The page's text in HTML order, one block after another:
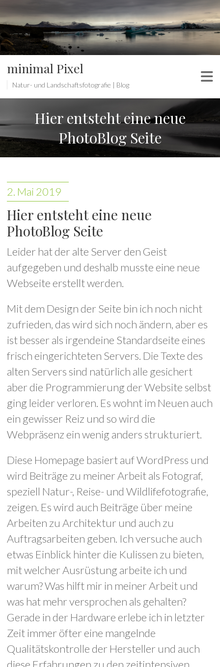
minimal Pixel
Natur- und Landschaftsfotografie | Blog
Hier entsteht eine neue
PhotoBlog Seite
2. Mai 2019
Hier entsteht eine neue
PhotoBlog Seite
Leider hat der alte Server den Geist
aufgegeben und deshalb musste eine neue
Webseite erstellt werden.
Mit dem Design der Seite bin ich noch nicht
zufrieden, das wird sich noch ändern, aber es
ist besser als irgendeine Standardseite eines
frisch eingerichteten Servers. Die Texte des
alten Servers sind natürlich alle gesichert
aber die Programmierung der Website selbst
ging leider verloren. Es wohnt im Neuen auch
ein gewisser Reiz und so wird die
Webpräsenz ein wenig anders strukturiert.
Diese Homepage basiert auf WordPress und
wird Beiträge zu meiner Arbeit als Fotograf,
speziell Natur-, Reise- und Wildlifefotografie,
zeigen. Es wird auch Beiträge über meine
Arbeiten zu Architektur und auch zu
Auftragsarbeiten geben. Ich versuche auch
etwas Einblick hinter die Kulissen zu bieten,
mit welcher Ausrüstung arbeite ich und
warum? Was hilft mir in meiner Arbeit und
was hat mehr versprochen als gehalten?
Gerade in der Hardware erlebe ich in letzter
Zeit immer öfter eine mangelnde
Qualitätskontrolle der Hersteller und auch
diese Erfahrungen zu den zeitintensiven